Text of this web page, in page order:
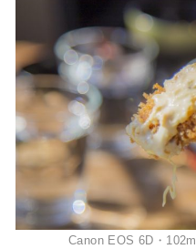
Canon EOS 6D・